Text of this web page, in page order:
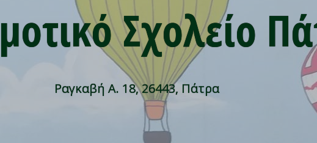
Σχολείο
Ραγκαβή Α. 18, 26443, Πάτρα